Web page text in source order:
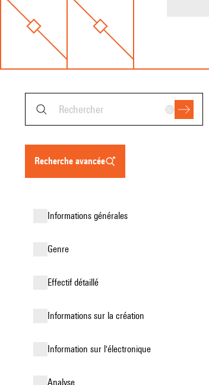
recherche avancée
informations générales
genre
effectif détaillé
informations sur la création
Information sur l'électronique
analyse